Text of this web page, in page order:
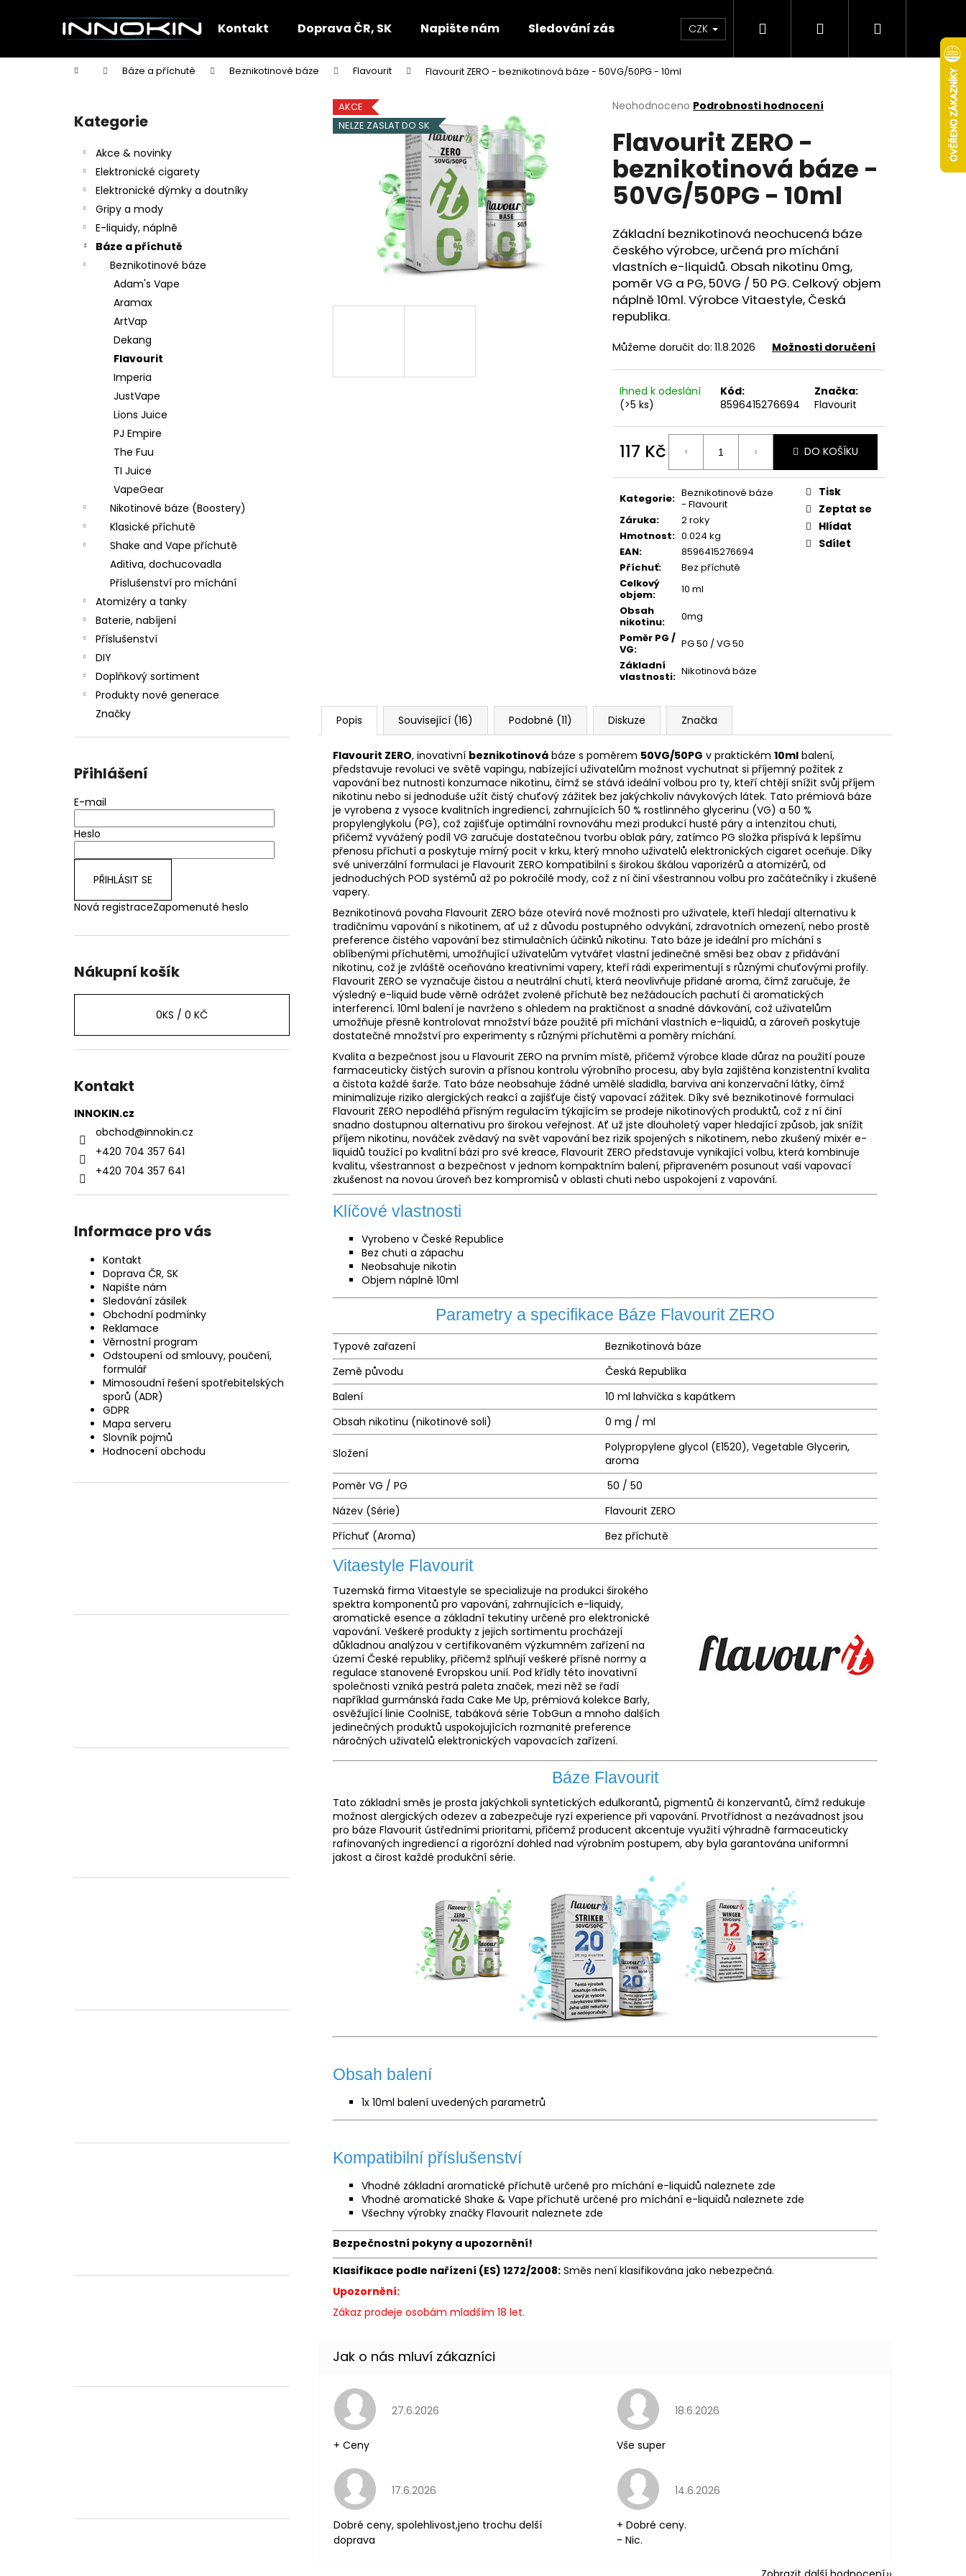
Kontakt Doprava ČR, SK Napište nám Sledování zásilek Obchodní podmínky Věrnostní program
CZK Hledat PřihlášeníNákupní
Domů Báze a příchutě Beznikotinové báze Flavourit Flavourit ZERO - beznikotinová báze - 50VG/50PG - 10ml
Přeskočit
kategorie
Kategorie
Akce & novinky
Elektronické cigarety
Elektronické dýmky a doutníky
Gripy a mody
E-liquidy, náplně
Báze a příchutě
Beznikotinové báze
Adam's Vape
Aramax
ArtVap
Dekang
Flavourit
Imperia
JustVape
Lions Juice
PJ Empire
The Fuu
TI Juice
VapeGear
Nikotinové báze (Boostery)
Klasické příchutě
Shake and Vape příchutě
Aditiva, dochucovadla
Příslušenství pro míchání
Atomizéry a tanky
Baterie, nabíjení
Příslušenství
DIY
Doplňkový sortiment
Produkty nové generace
Značky
Přihlášení
E-mail
Heslo
PŘIHLÁSIT SE
Nová registraceZapomenuté heslo
Nákupní košík
0KS / 0 KČ
Kontakt
INNOKIN.cz
obchod@innokin.cz
+420 704 357 641
+420 704 357 641
Informace pro vás
Kontakt
Doprava ČR, SK
Napište nám
Sledování zásilek
Obchodní podmínky
Reklamace
Věrnostní program
Odstoupení od smlouvy, poučení,
formulář
Mimosoudní řešení spotřebitelských
sporů (ADR)
GDPR
Mapa serveru
Slovník pojmů
Hodnocení obchodu
Průměrné
produktu
je
0,0
5
hvězdiček.
Neohodnoceno Podrobnosti hodnocení
Flavourit ZERO -
beznikotinová báze -
50VG/50PG - 10ml
Základní beznikotinová neochucená báze
českého výrobce, určená pro míchání
vlastních e-liquidů. Obsah nikotinu 0mg,
poměrVG a PG, 50VG / 50 PG. Celkový objem
náplně 10ml. Výrobce Vitaestyle, Česká
republika.
Můžeme doručit do: 11.8.2026 Možnosti doručení
Ihned k odeslání
(>5 ks)
Kód:
8596415276694
Značka:
Flavourit
117 Kč
cena:
DO KOŠÍKU
Kategorie: Beznikotinové báze
- Flavourit
Záruka:
2 roky
Hmotnost: 0.024 kg
EAN:
8596415276694
Příchuť:
Bez příchutě
Celkový
objem:
10 ml
Obsah
nikotinu:
0mg
Poměr PG /
VG:
PG 50 / VG 50
Základní
vlastnosti: Nikotinová báze
Tisk
Zeptat se
Hlídat
Sdílet
AKCE
NELZE ZASLAT DO SK
Popis Související (16) Podobné (11) Diskuze Značka
Flavourit ZERO, inovativní beznikotinová báze s poměrem 50VG/50PG v praktickém 10ml balení,
představuje revoluci ve světě vapingu, nabízející uživatelům možnost vychutnat si příjemný požitek z
vapování bez nutnosti konzumace nikotinu, čímž se stává ideální volbou pro ty, kteří chtějí snížit svůj příjem
nikotinu nebo si jednoduše užít čistý chuťový zážitek bez jakýchkoliv návykových látek. Tato prémiová báze
je vyrobena z vysoce kvalitních ingrediencí, zahrnujících 50 % rostlinného glycerinu (VG) a 50 %
propylenglykolu (PG), což zajišťuje optimální rovnováhu mezi produkcí husté páry a intenzitou chuti,
přičemž vyvážený podíl VG zaručuje dostatečnou tvorbu oblak páry, zatímco PG složka přispívá k lepšímu
přenosu příchutí a poskytuje mírný pocit v krku, který mnoho uživatelů elektronických cigaret oceňuje. Díky
své univerzální formulaci je Flavourit ZERO kompatibilní s širokou škálou vaporizérů a atomizérů, od
jednoduchých POD systémů až po pokročilé mody, což z ní činí všestrannou volbu pro začátečníky i zkušené
vapery.
Beznikotinová povaha Flavourit ZERO báze otevírá nové možnosti pro uživatele, kteří hledají alternativu k
tradičnímu vapování s nikotinem, ať už z důvodu postupného odvykání, zdravotních omezení, nebo prostě
preference čistého vapování bez stimulačních účinků nikotinu. Tato báze je ideální pro míchání s
oblíbenými příchutěmi, umožňující uživatelům vytvářet vlastní jedinečné směsi bez obav z přidávání
nikotinu, což je zvláště oceňováno kreativními vapery, kteří rádi experimentují s různými chuťovými profily.
Flavourit ZERO se vyznačuje čistou a neutrální chutí, která neovlivňuje přidané aroma, čímž zaručuje, že
výsledný e-liquid bude věrně odrážet zvolené příchutě bez nežádoucích pachutí či aromatických
interferencí. 10ml balení je navrženo s ohledem na praktičnost a snadné dávkování, což uživatelům
umožňuje přesně kontrolovat množství báze použité při míchání vlastních e-liquidů, a zároveň poskytuje
dostatečné množství pro experimenty s různými příchutěmi a poměry míchání.
Kvalita a bezpečnost jsou u Flavourit ZERO na prvním místě, přičemž výrobce klade důraz na použití pouze
farmaceuticky čistých surovin a přísnou kontrolu výrobního procesu, aby byla zajištěna konzistentní kvalita
a čistota každé šarže. Tato báze neobsahuje žádné umělé sladidla, barviva ani konzervační látky, čímž
minimalizuje riziko alergických reakcí a zajišťuje čistý vapovací zážitek. Díky své beznikotinové formulaci
Flavourit ZERO nepodléhá přísným regulacím týkajícím se prodeje nikotinových produktů, což z ní činí
snadno dostupnou alternativu pro širokou veřejnost. Ať už jste dlouholetý vaper hledající způsob, jak snížit
příjem nikotinu, nováček zvědavý na svět vapování bez rizik spojených s nikotinem, nebo zkušený mixér e-
liquidů toužící po kvalitní bázi pro své kreace, Flavourit ZERO představuje vynikající volbu, která kombinuje
kvalitu, všestrannost a bezpečnost v jednom kompaktním balení, připraveném posunout vaši vapovací
zkušenost na novou úroveň bez kompromisů v oblasti chuti nebo uspokojení z vapování.
Klíčové vlastnosti
Vyrobeno v České Republice
Bez chuti a zápachu
Neobsahuje nikotin
Objem náplně 10ml
Parametry a specifikace Báze Flavourit ZERO
Typové zařazení
Beznikotinová báze
Země původu
Česká Republika
Balení
10 ml lahvička s kapátkem
Obsah nikotinu (nikotinové soli)
0 mg / ml
Složení
Polypropylene glycol (E1520), Vegetable Glycerin,
aroma
Poměr VG / PG
50 / 50
Název (Série)
Flavourit ZERO
Příchuť (Aroma)
Bez příchutě
Vitaestyle Flavourit
Tuzemská firma Vitaestyle se specializuje na produkci širokého
spektra komponentů pro vapování, zahrnujících e-liquidy,
aromatické esence a základní tekutiny určené pro elektronické
vapování. Veškeré produkty z jejich sortimentu procházejí
důkladnou analýzou v certifikovaném výzkumném zařízení na
území České republiky, přičemž splňují veškeré přísné normy a
regulace stanovené Evropskou unií. Pod křídly této inovativní
společnosti vzniká pestrá paleta značek, mezi něž se řadí
například gurmánská řada Cake Me Up, prémiová kolekce Barly,
osvěžující linie CoolniSE, tabáková série TobGun a mnoho dalších
jedinečných produktů uspokojujících rozmanité preference
náročných uživatelů elektronických vapovacích zařízení.
Báze Flavourit
Tato základní směs je prosta jakýchkoli syntetických edulkorantů, pigmentů či konzervantů, čímž redukuje
možnost alergických odezev a zabezpečuje ryzí experience při vapování. Prvotřídnost a nezávadnost jsou
pro báze Flavourit ústředními prioritami, přičemž producent akcentuje využití výhradně farmaceuticky
rafinovaných ingrediencí a rigorózní dohled nad výrobním postupem, aby byla garantována uniformní
jakost a čirost každé produkční série.
Obsah balení
1x 10ml balení uvedených parametrů
Kompatibilní příslušenství
Vhodné základní aromatické příchutě určené pro míchání e-liquidů naleznete zde
Vhodné aromatické Shake & Vape příchutě určené pro míchání e-liquidů naleznete zde
Všechny výrobky značky Flavourit naleznete zde
Bezpečnostní pokyny a upozornění!
Klasifikace podle nařízení (ES) 1272/2008: Směs není klasifikována jako nebezpečná.
Upozornění:
Zákaz prodeje osobám mladším 18 let.
Hodnocení obchodu je 5 z 5 hvězdiček.
27.6.2026
+ Ceny
Hodnocení obchodu je 5 z 5 hvězdiček.
18.6.2026
Vše super
Hodnocení obchodu je 5 z 5 hvězdiček.
17.6.2026
Dobré ceny, spolehlivost,jeno trochu delší
doprava
Hodnocení obchodu je 5 z 5 hvězdiček.
14.6.2026
+ Dobré ceny.
- Nic.
í
Zpět
do
Zpět
do
Co potřebujete najít?
HLEDAT
Doporučujeme
Následující
DEKANG DESERT SHIP 10ML 11MG
154 Kč
Původně:195 Kč
OXVA XLIM TOP FILL SS POD CARTRIDGE